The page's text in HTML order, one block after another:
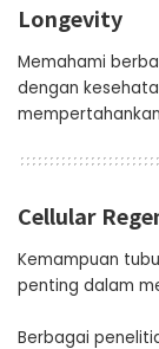
Longevity
Memahami
dengan
Cellular
Kemampuan
penting dalam
Berbagai